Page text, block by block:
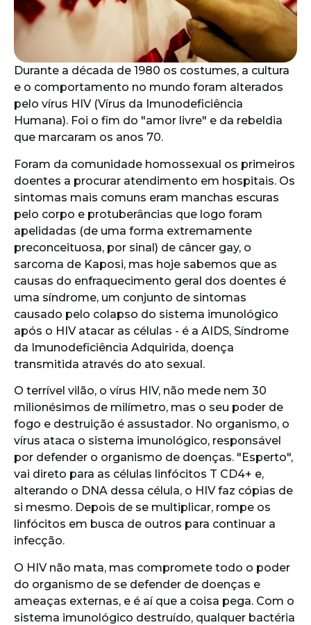
Durante a década de 1980 os costumes, a cultura
e o comportamento no mundo foram alterados
pelo vírus HIV (Vírus da Imunodeficiência
Humana). Foi o fim do "amor livre" e da rebeldia
que marcaram os anos 70.
Foram da comunidade homossexual os primeiros
doentes a procurar atendimento em hospitais. Os
sintomas mais comuns eram manchas escuras
pelo corpo e protuberâncias que logo foram
apelidadas (de uma forma extremamente
preconceituosa, por sinal) de câncer gay, o
sarcoma de Kaposi, mas hoje sabemos que as
causas do enfraquecimento geral dos doentes é
uma síndrome, um conjunto de sintomas
causado pelo colapso do sistema imunológico
após o HIV atacar as células - é a AIDS, Síndrome
da Imunodeficiência Adquirida, doença
transmitida através do ato sexual.
O terrível vilão, o vírus HIV, não mede nem 30
milionésimos de milímetro, mas o seu poder de
fogo e destruição é assustador. No organismo, o
vírus ataca o sistema imunológico, responsável
por defender o organismo de doenças. "Esperto",
vai direto para as células linfócitos T CD4+ e,
alterando o DNA dessa célula, o HIV faz cópias de
si mesmo. Depois de se multiplicar, rompe os
linfócitos em busca de outros para continuar a
infecção.
O HIV não mata, mas compromete todo o poder
do organismo de se defender de doenças e
ameaças externas, e é aí que a coisa pega. Com o
sistema imunológico destruído, qualquer bactéria